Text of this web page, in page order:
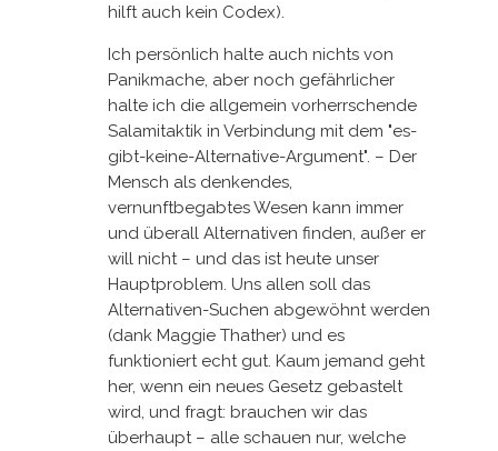
hilft auch kein Codex).
Ich persönlich halte auch nichts von
Panikmache, aber noch gefährlicher
halte ich die allgemein vorherrschende
Salamitaktik in Verbindung mit dem "es-
gibt-keine-Alternative-Argument". – Der
Mensch als denkendes,
vernunftbegabtes Wesen kann immer
und überall Alternativen finden, außer er
will nicht – und das ist heute unser
Hauptproblem. Uns allen soll das
Alternativen-Suchen abgewöhnt werden
(dank Maggie Thather) und es
funktioniert echt gut. Kaum jemand geht
her, wenn ein neues Gesetz gebastelt
wird, und fragt: brauchen wir das
überhaupt – alle schauen nur, welche